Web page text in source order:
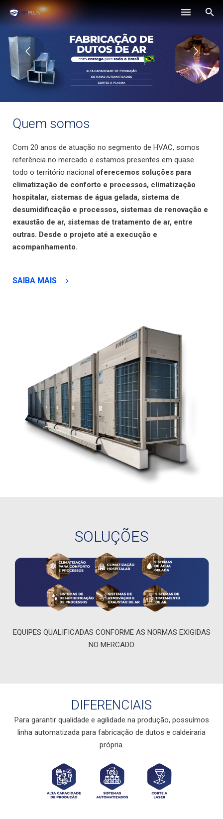
Quem Somos
Soluções
Clientes
Blog
Contato
Quem somos
Com 20 anos de atuação no segmento de HVAC, somos
referência no mercado e estamos presentes em quase
todo o território nacional oferecemos soluções para
climatização de conforto e processos, climatização
hospitalar, sistemas de água gelada, sistema de
desumidificação e processos, sistemas de renovação e
exaustão de ar, sistemas de tratamento de ar, entre
outras. Desde o projeto até a execução e
acompanhamento.
SAIBA MAIS
SOLUÇÕES
EQUIPES QUALIFICADAS CONFORME AS NORMAS EXIGIDAS
NO MERCADO
DIFERENCIAIS
Para garantir qualidade e agilidade na produção, possuímos
linha automatizada para fabricação de dutos e caldeiraria
própria.